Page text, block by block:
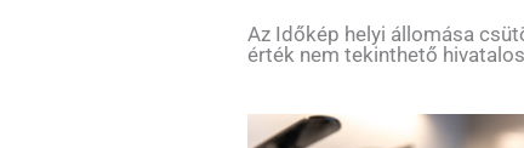
Az Időkép helyi állomása
érték nem tekinthető